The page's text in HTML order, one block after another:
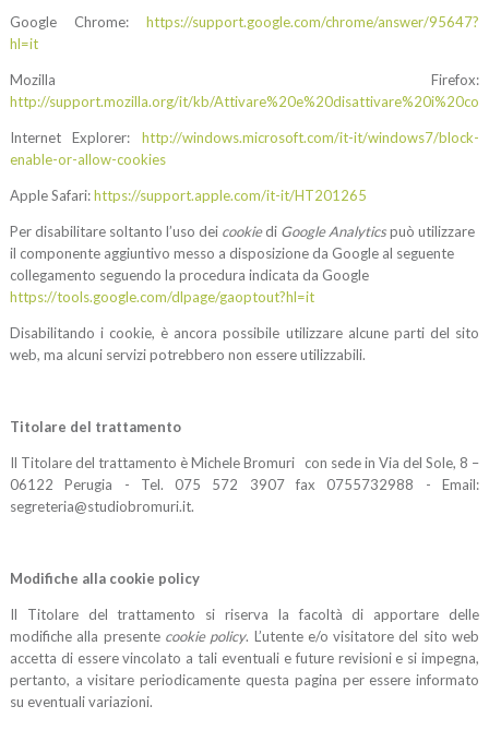
Google Chrome:https://support.google.com/chrome/answer/95647?
hl=it
Mozilla Firefox:
http://support.mozilla.org/it/kb/
Internet Explorer:http://windows.microsoft.com/it-it/windows7/block-
enable-or-allow-cookies
Apple Safari:https://support.apple.com/it-it/HT201265
Per disabilitare soltanto l’uso dei cookiedi Google Analyticspuò utilizzare
il componente aggiuntivo messo a disposizione da Google al seguente
collegamento seguendo la procedura indicata da Google
https://tools.google.com/dlpage/gaoptout?hl=it
Disabilitando i cookie, è ancora possibile utilizzare alcune parti del sito
web, ma alcuni servizi potrebbero non essere utilizzabili.
Titolare del trattamento
Il Titolare del trattamento è Michele Bromuri con sede in Via del Sole, 8 –
06122 Perugia - Tel. 075 572 3907 fax 0755732988 - Email:
segreteria@studiobromuri.it.
Modifiche alla cookie policy
Il Titolare del trattamento si riserva la facoltà di apportare delle
modifiche alla presente cookie policy. L’utente e/o visitatore del sito web
accetta di essere vincolato a tali eventuali e future revisioni e si impegna,
pertanto, a visitare periodicamente questa pagina per essere informato
su eventuali variazioni.